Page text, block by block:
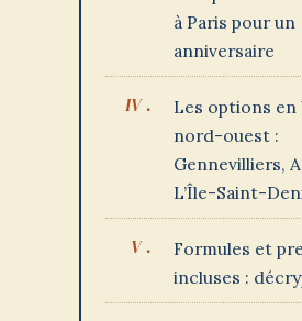
à Paris pour un
anniversaire
Les options en
nord-ouest :
Gennevilliers,
L’Île-Saint-
Formules et
incluses :